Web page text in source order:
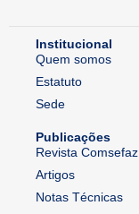
Institucional
Quem somos
Estatuto
Sede
Publicações
Revista Comsefaz
Artigos
Notas Técnicas